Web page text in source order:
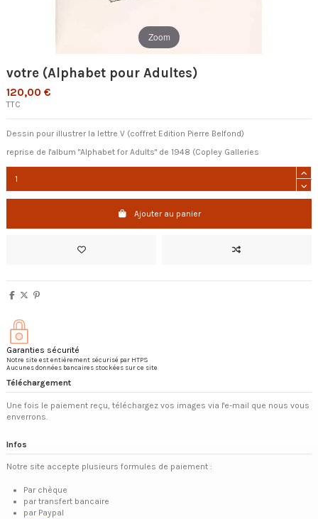
Zoom
votre (Alphabet pour Adultes)
120,00 €
TTC
Dessin pour illustrer la lettre V (coffret Edition Pierre Belfond)
reprise de l'album "Alphabet for Adults" de 1948 (Copley Galleries
Ajouter au panier
Garanties sécurité
Notre site est entièrement sécurisé par HTPS
Aucunes données bancaires stockées sur ce site
Téléchargement
Une fois le paiement reçu, téléchargez vos images via l'e-mail que nous vous
enverrons.
Infos
Notre site accepte plusieurs formules de paiement :
Par chèque
par transfert bancaire
par Paypal